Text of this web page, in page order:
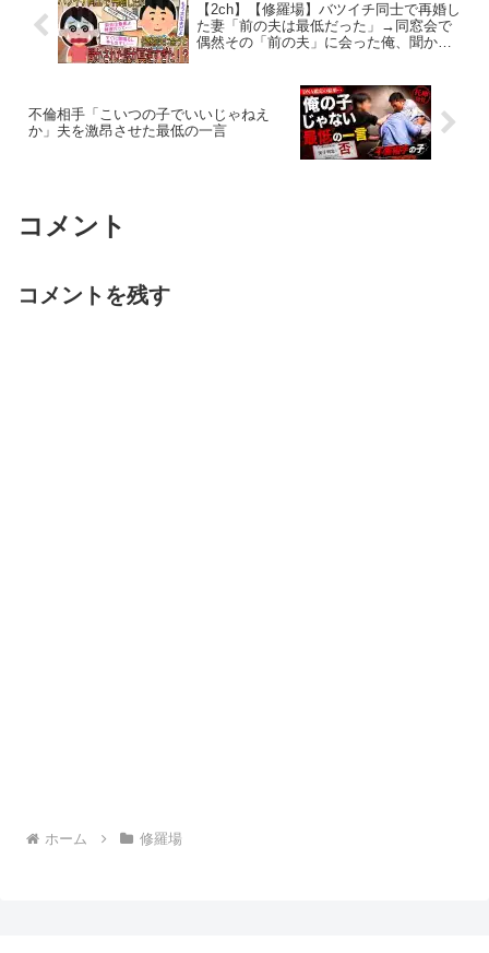
【2ch】【修羅場】バツイチ同士で再婚し
た妻「前の夫は最低だった」→同窓会で
偶然その「前の夫」に会った俺、聞かさ
不倫相手「こいつの子でいいじゃねえ
か」夫を激昂させた最低の一言
コメント
コメントを残す
ホーム 修羅場